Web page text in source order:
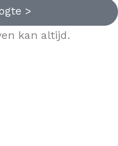
>
kan altijd.